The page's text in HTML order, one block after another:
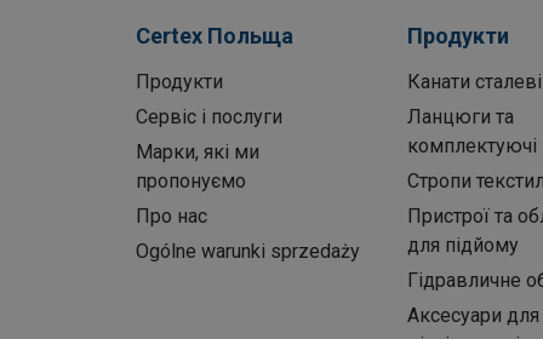
Certex Польща
Продукти
Сервіс і послуги
Марки, які ми
пропонуємо
Про нас
Ogólne warunki sprzedaży
Продукти
Канати сталеві
Ланцюги та
комплектуючі
Стропи
Пристрої та
для підйому
Гідравличне
Аксесуари для